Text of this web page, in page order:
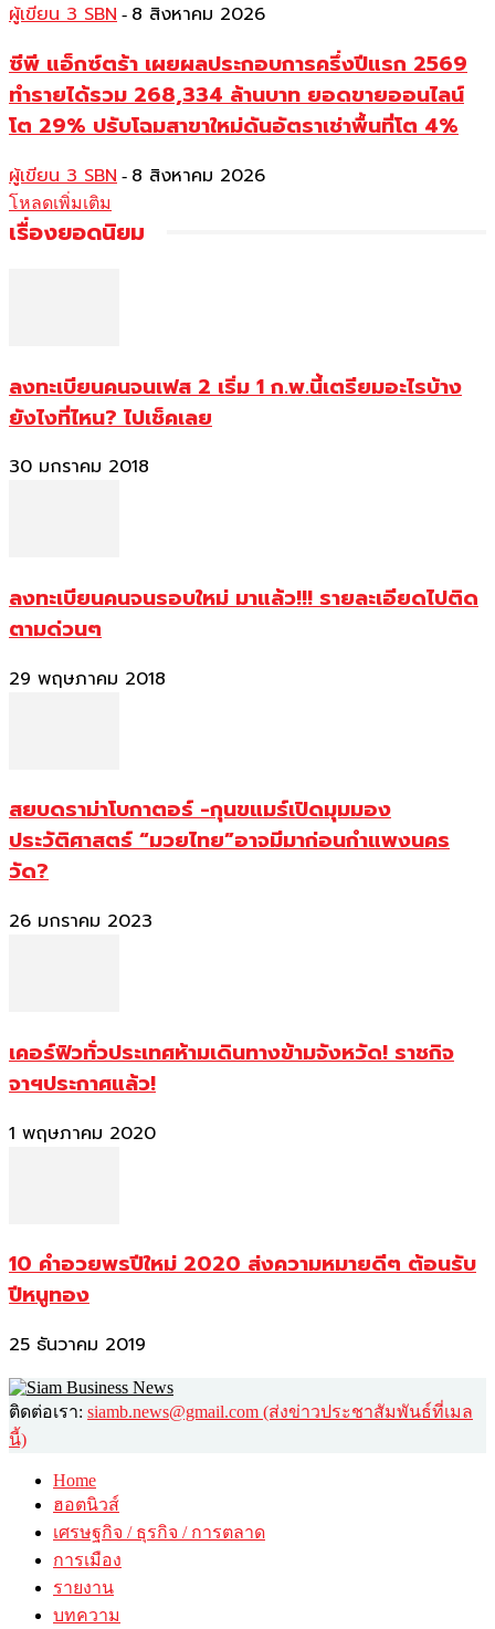
ผู้เขียน 3 SBN - 8 สิงหาคม 2026
ซีพี แอ็กซ์ตร้า เผยผลประกอบการครึ่งปีแรก 2569
ทำรายได้รวม 268,334 ล้านบาท ยอดขายออนไลน์
โต 29% ปรับโฉมสาขาใหม่ดันอัตราเช่าพื้นที่โต 4%
ผู้เขียน 3 SBN - 8 สิงหาคม 2026
โหลดเพิ่มเติม
เรื่องยอดนิยม
ลงทะเบียนคนจนเฟส 2 เริ่ม 1 ก.พ.นี้เตรียมอะไรบ้าง
ยังไงที่ไหน? ไปเช็คเลย
30 มกราคม 2018
ลงทะเบียนคนจนรอบใหม่ มาแล้ว!!! รายละเอียดไปติด
ตามด่วนๆ
29 พฤษภาคม 2018
สยบดราม่าโบกาตอร์ -กุนขแมร์เปิดมุมมอง
ประวัติศาสตร์ “มวยไทย”อาจมีมาก่อนกำแพงนคร
วัด?
26 มกราคม 2023
เคอร์ฟิวทั่วประเทศห้ามเดินทางข้ามจังหวัด! ราชกิจ
จาฯประกาศแล้ว!
1 พฤษภาคม 2020
10 คำอวยพรปีใหม่ 2020 ส่งความหมายดีๆ ต้อนรับ
ปีหนูทอง
25 ธันวาคม 2019
ติดต่อเรา: siamb.news@gmail.com (ส่งข่าวประชาสัมพันธ์ที่เมล
นี้)
Home
ฮอตนิวส์
เศรษฐกิจ / ธุรกิจ / การตลาด
การเมือง
รายงาน
บทความ